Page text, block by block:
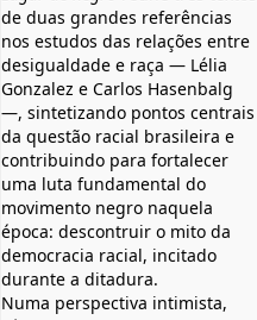
de duas grandes referências
nos estudos das relações entre
desigualdade e raça — Lélia
Gonzalez e Carlos Hasenbalg
—, sintetizando pontos centrais
da questão racial brasileira e
contribuindo para fortalecer
uma luta fundamental do
movimento negro naquela
época: descontruir o mito da
democracia racial, incitado
durante a ditadura.
Numa perspectiva intimista,